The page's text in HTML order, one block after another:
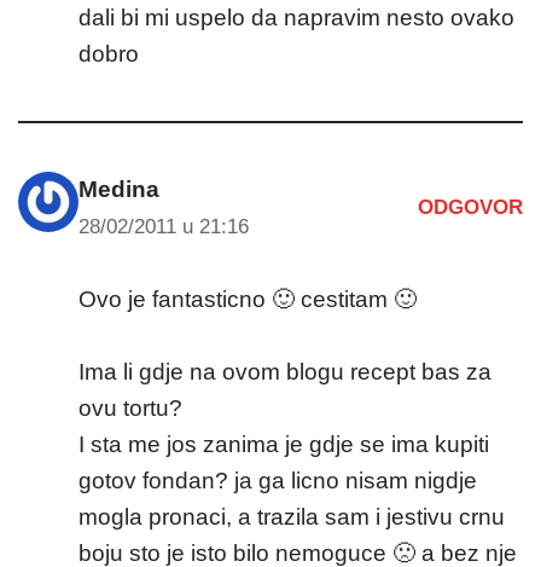
dali bi mi uspelo da napravim nesto ovako
dobro
Medina
28/02/2011 u 21:16
ODGOVOR
Ovo je fantasticno 🙂 cestitam 🙂
Ima li gdje na ovom blogu recept bas za
ovu tortu?
I sta me jos zanima je gdje se ima kupiti
gotov fondan? ja ga licno nisam nigdje
mogla pronaci, a trazila sam i jestivu crnu
boju sto je isto bilo nemoguce 🙁 a bez nje